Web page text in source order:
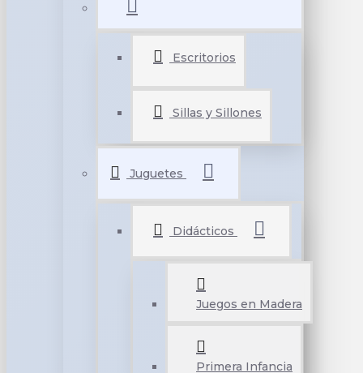
Escritorios
Sillas y Sillones
Juguetes
Didácticos
Juegos en Madera
Primera Infancia